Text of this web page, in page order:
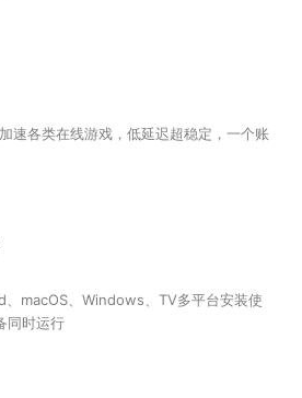
速各类在线游戏，低延迟超稳定，一个账
macOS、Windows、TV多平台安装使
同时运行